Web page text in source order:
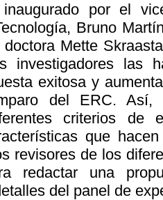
por el
Bruno
Mette
investigadores las
exitosa y
del ERC.
criterios de
que
revisores de los
redactar una
del panel de